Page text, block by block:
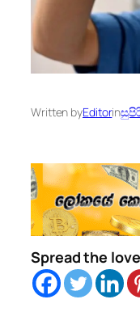
Written byEditorin
Spread the love